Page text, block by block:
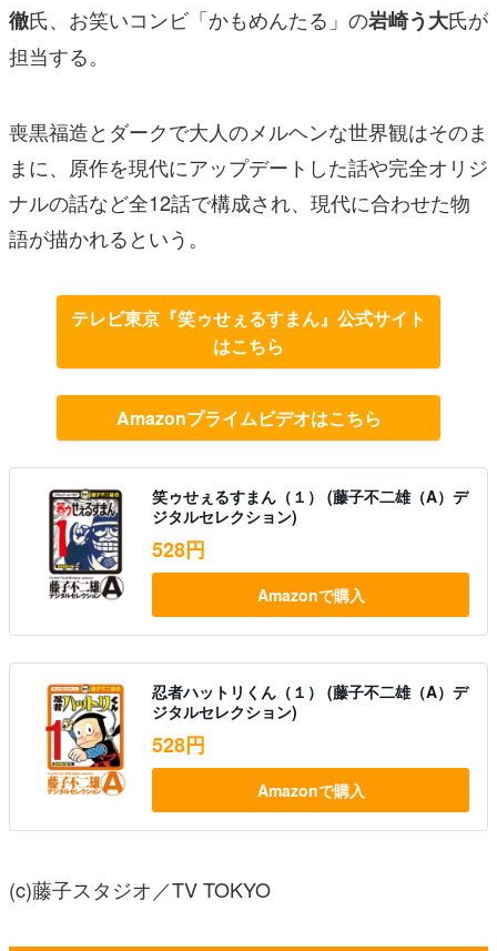
徹氏、お笑いコンビ「かもめんたる」の岩崎う大氏が
担当する。
喪黒福造とダークで大人のメルヘンな世界観はそのま
まに、原作を現代にアップデートした話や完全オリジ
ナルの話など全12話で構成され、現代に合わせた物
語が描かれるという。
テレビ東京『笑ゥせぇるすまん』公式サイト
はこちら
Amazonプライムビデオはこちら
笑ゥせぇるすまん（１） (藤子不二雄（A）デ
ジタルセレクション)
528円
Amazonで購入
忍者ハットリくん（１） (藤子不二雄（A）デ
ジタルセレクション)
528円
Amazonで購入
(c)藤子スタジオ／TV TOKYO